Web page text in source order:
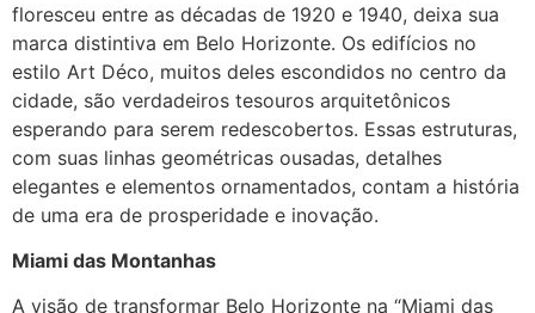
floresceu entre as décadas de 1920 e 1940, deixa sua
marca distintiva em Belo Horizonte. Os edifícios no
estilo Art Déco, muitos deles escondidos no centro da
cidade, são verdadeiros tesouros arquitetônicos
esperando para serem redescobertos. Essas estruturas,
com suas linhas geométricas ousadas, detalhes
elegantes e elementos ornamentados, contam a história
de uma era de prosperidade e inovação.
Miami das Montanhas
A visão de transformar Belo Horizonte na “Miami das